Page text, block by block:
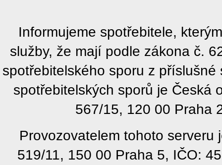
Informujeme spotřebitele,
služby, že mají podle zákona č.
spotřebitelského sporu z
spotřebitelských sporů je Česká
567/15, 120 00 Praha
Provozovatelem tohoto
519/11, 150 00 Praha 5, IČO: